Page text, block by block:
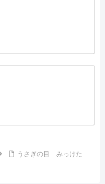
うさぎの目 みっけた